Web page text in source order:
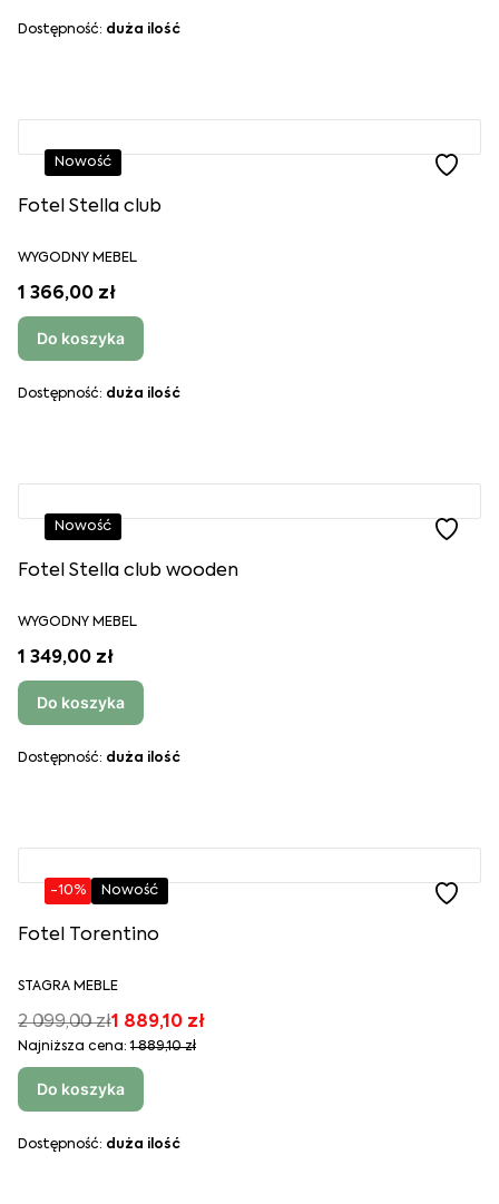
Dostępność: duża ilość
Nowość
Fotel Stella club
WYGODNY MEBEL
1 366,00 zł
Do koszyka
Dostępność: duża ilość
Nowość
Fotel Stella club wooden
WYGODNY MEBEL
1 349,00 zł
Do koszyka
Dostępność: duża ilość
-10% Nowość
Fotel Torentino
STAGRA MEBLE
2 099,00 zł1 889,10 zł
Najniższa cena: 1 889,10 zł
Do koszyka
Dostępność: duża ilość